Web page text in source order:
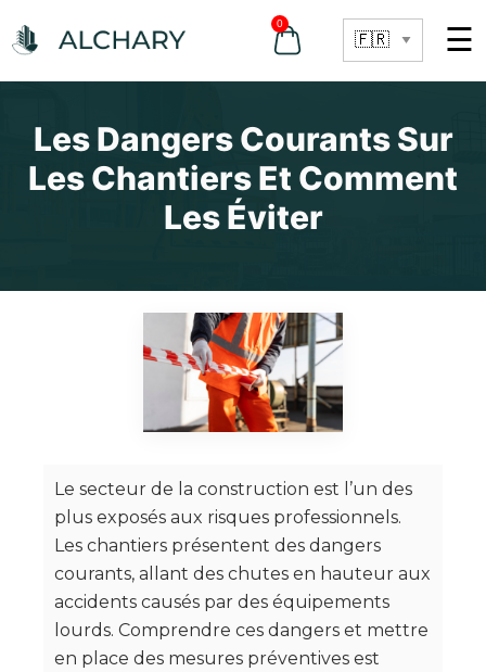
0 ☰
Les Dangers Courants Sur
Les Chantiers Et Comment
Les Éviter
Le secteur de la construction est l’un des
plus exposés aux risques professionnels.
Les chantiers présentent des dangers
courants, allant des chutes en hauteur aux
accidents causés par des équipements
lourds. Comprendre ces dangers et mettre
en place des mesures préventives est